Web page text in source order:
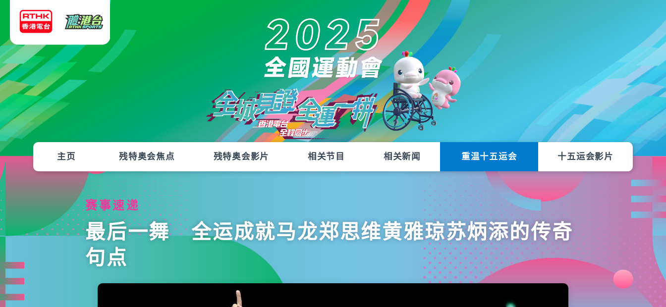
主页 残特奥会焦点 残特奥会影片 相关节目 相关新闻 重温十五运会 十五运会影片
赛事速递
最后一舞 全运成就马龙郑思维黄雅琼苏炳添的传奇
句点